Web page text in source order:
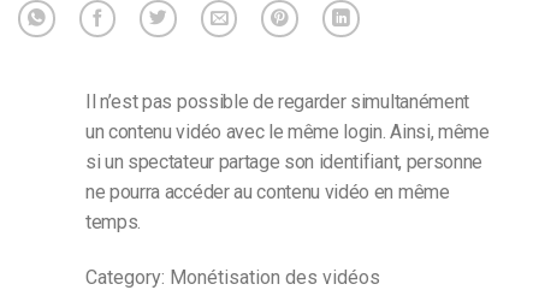
Il n’est pas possible de regarder simultanément
un contenu vidéo avec le même login. Ainsi, même
si un spectateur partage son identifiant, personne
ne pourra accéder au contenu vidéo en même
temps.
Category: Monétisation des vidéos